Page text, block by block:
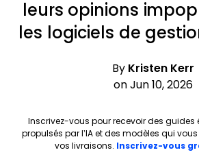
leurs opinions
les logiciels de
By Kristen Kerr
on Jun 10, 2026
Inscrivez-vous pour recevoir des guides
propulsés par l’IA et des modèles qui
vos livraisons. Inscrivez-vous